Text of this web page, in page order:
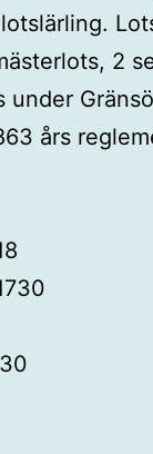
2
års